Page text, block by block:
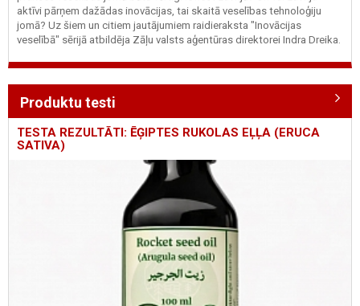
aktīvi pārņem dažādas inovācijas, tai skaitā veselības tehnoloģiju
jomā? Uz šiem un citiem jautājumiem raidieraksta "Inovācijas
veselībā" sērijā atbildēja Zāļu valsts aģentūras direktorei Indra Dreika.
Produktu testi
TESTA REZULTĀTI: ĒĢIPTES RUKOLAS EĻĻA (ERUCA
SATIVA)